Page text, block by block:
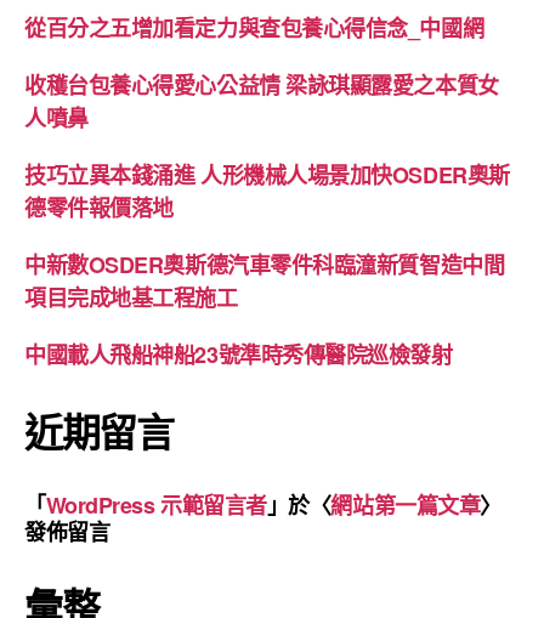
從百分之五增加看定力與查包養心得信念_中國網
收穫台包養心得愛心公益情 梁詠琪顯露愛之本質女
人噴鼻
技巧立異本錢涌進 人形機械人場景加快OSDER奧斯
德零件報價落地
中新數OSDER奧斯德汽車零件科臨潼新質智造中間
項目完成地基工程施工
中國載人飛船神船23號準時秀傳醫院巡檢發射
近期留言
「WordPress 示範留言者」於〈網站第一篇文章〉
發佈留言
彙整